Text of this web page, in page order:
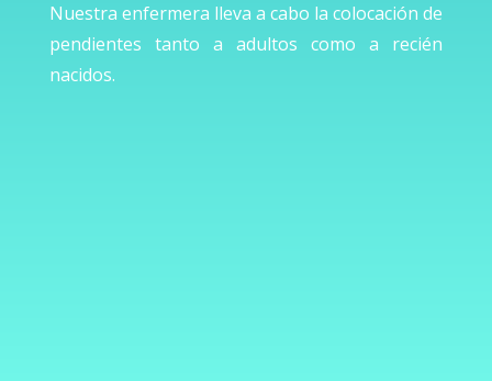
Nuestra enfermera lleva a cabo la colocación de
pendientes tanto a adultos como a recién
nacidos.